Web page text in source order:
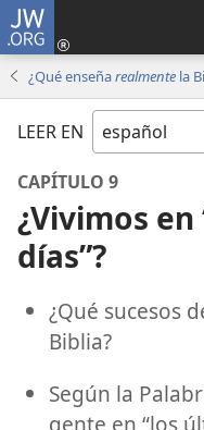
JW.ORG
¿Qué enseñarealmente la
LEER EN
CAPÍTULO 9
¿Vivimos
días”?
¿Qué sucesos
Biblia?
Según la
gente en “los